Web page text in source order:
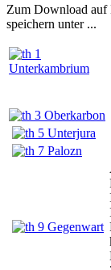
Zum Download
speichern unter ...